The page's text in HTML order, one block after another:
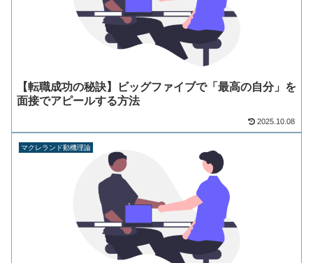
【転職成功の秘訣】ビッグファイブで「最高の自分」を
面接でアピールする方法
2025.10.08
マクレランド動機理論